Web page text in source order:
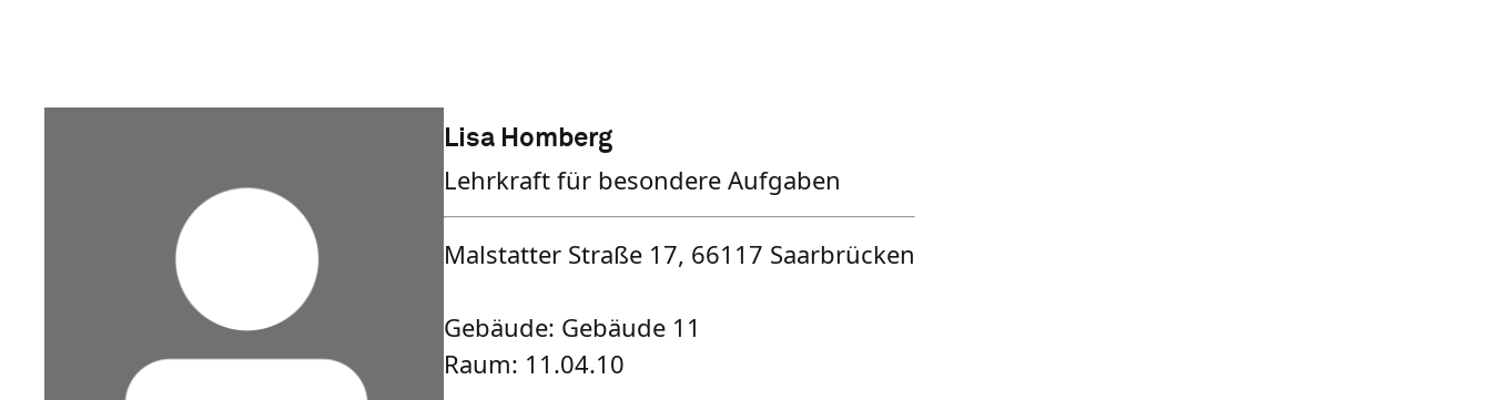
Lisa Homberg
Lehrkraft für besondere Aufgaben
Malstatter Straße 17, 66117 Saarbrücken
Gebäude: Gebäude 11
Raum: 11.04.10